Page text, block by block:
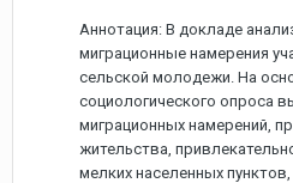
Аннотация: В докладе
миграционные намерения
сельской молодежи. На
социологического опроса
миграционных намерений,
жительства,
мелких населенных